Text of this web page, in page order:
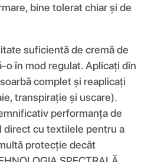
bine tolerat chiar și de
suficientă de cremă de
o în mod regulat. Aplicați din
complet și reaplicați
transpirație și uscare).
performanța de
cu textilele pentru a
protecție decât